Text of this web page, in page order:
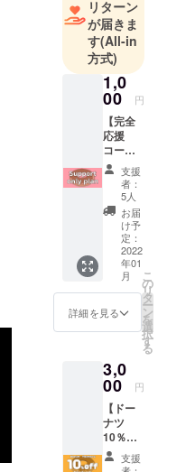
リターン
が届きま
す(All-in
方式)
1,0
00 円
【完全
応援
コース
（梅）
】 あな
たの気
持ちを
しっか
り受け
止めま
す。 お
礼メー
ルをお
送りい
たしま
す。 備
応援
メッ
セージ
など頂
けると
ありが
たいで
す。
支援
者：
5人
お届
け予
定：
2022
年01
月
詳細を見る
こ
の
リ
タ
ー
ン
を
選
択
す
る
3,0
00 円
【ドー
ナツ
10％割
引チ
ケッ支援